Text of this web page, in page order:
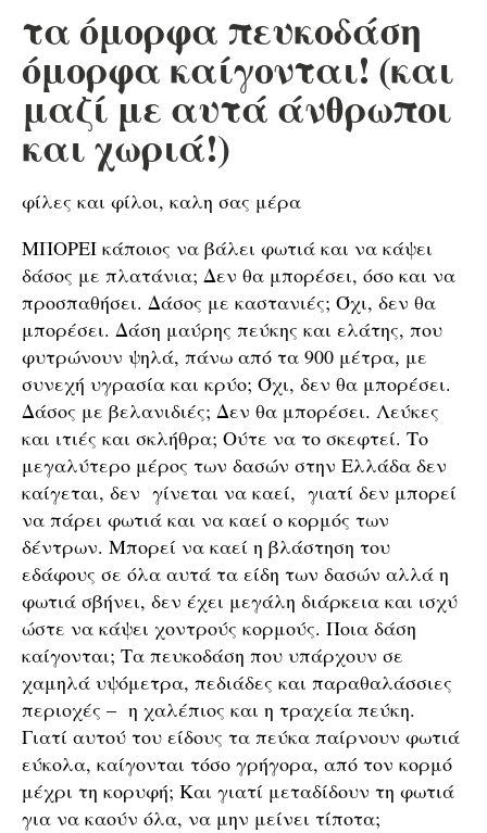
τα όμορφα πευκοδάση
όμορφα καίγονται! (και
μαζί με αυτά άνθρωποι
και χωριά!)
φίλες και φίλοι, καλη σας μέρα
ΜΠΟΡΕΙ κάποιος να βάλει φωτιά και να κάψει
δάσος με πλατάνια; Δεν θα μπορέσει, όσο και να
προσπαθήσει. Δάσος με καστανιές; Όχι, δεν θα
μπορέσει. Δάση μαύρης πεύκης και ελάτης, που
φυτρώνουν ψηλά, πάνω από τα 900 μέτρα, με
συνεχή υγρασία και κρύο; Όχι, δεν θα μπορέσει.
Δάσος με βελανιδιές; Δεν θα μπορέσει. Λεύκες
και ιτιές και σκλήθρα; Ούτε να το σκεφτεί. Το
μεγαλύτερο μέρος των δασών στην Ελλάδα δεν
καίγεται, δεν γίνεται να καεί, γιατί δεν μπορεί
να πάρει φωτιά και να καεί ο κορμός των
δέντρων. Μπορεί να καεί η βλάστηση του
εδάφους σε όλα αυτά τα είδη των δασών αλλά η
φωτιά σβήνει, δεν έχει μεγάλη διάρκεια και ισχύ
ώστε να κάψει χοντρούς κορμούς. Ποια δάση
καίγονται; Τα πευκοδάση που υπάρχουν σε
χαμηλά υψόμετρα, πεδιάδες και παραθαλάσσιες
περιοχές – η χαλέπιος και η τραχεία πεύκη.
Γιατί αυτού του είδους τα πεύκα παίρνουν φωτιά
εύκολα, καίγονται τόσο γρήγορα, από τον κορμό
μέχρι τη κορυφή; Και γιατί μεταδίδουν τη φωτιά
για να καούν όλα, να μην μείνει τίποτα;